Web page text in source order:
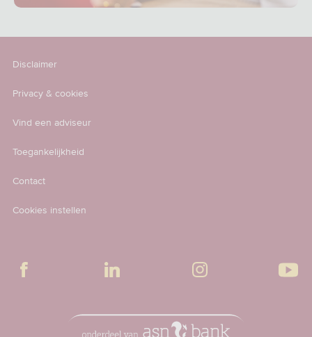
Disclaimer
Privacy & cookies
Vind een adviseur
Toegankelijkheid
Contact
Cookies instellen